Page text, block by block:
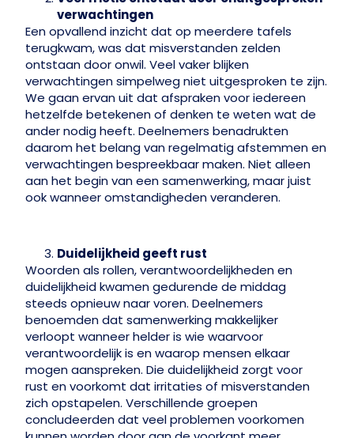
verwachtingen
Een opvallend inzicht dat op meerdere tafels
terugkwam, was dat misverstanden zelden
ontstaan door onwil. Veel vaker blijken
verwachtingen simpelweg niet uitgesproken te zijn.
We gaan ervan uit dat afspraken voor iedereen
hetzelfde betekenen of denken te weten wat de
ander nodig heeft. Deelnemers benadrukten
daarom het belang van regelmatig afstemmen en
verwachtingen bespreekbaar maken. Niet alleen
aan het begin van een samenwerking, maar juist
ook wanneer omstandigheden veranderen.
Duidelijkheid geeft rust
Woorden als rollen, verantwoordelijkheden en
duidelijkheid kwamen gedurende de middag
steeds opnieuw naar voren. Deelnemers
benoemden dat samenwerking makkelijker
verloopt wanneer helder is wie waarvoor
verantwoordelijk is en waarop mensen elkaar
mogen aanspreken. Die duidelijkheid zorgt voor
rust en voorkomt dat irritaties of misverstanden
zich opstapelen. Verschillende groepen
concludeerden dat veel problemen voorkomen